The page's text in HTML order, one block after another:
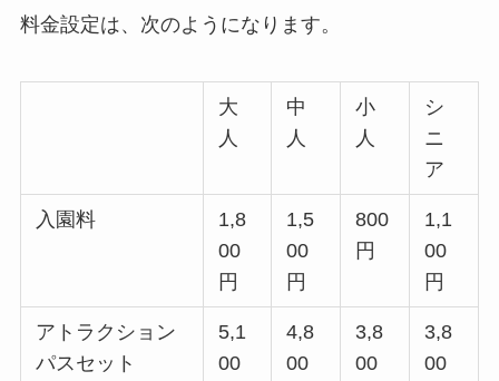
料金設定は、次のようになります。
大
人
中
人
小
人
シ
ニ
ア
入園料
1,8
00
円
1,5
00
円
800
円
1,1
00
円
アトラクション
パスセット
5,1
00
4,8
00
3,8
00
3,8
00